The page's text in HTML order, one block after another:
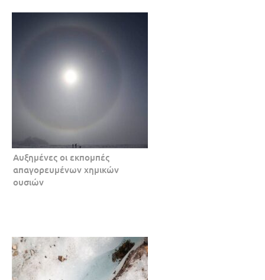
Αυξημένες οι εκπομπές
απαγορευμένων χημικών
ουσιών